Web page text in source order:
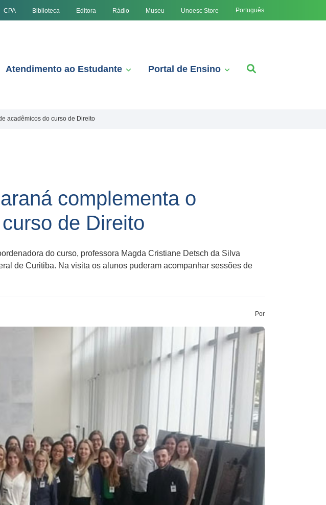
CPA Biblioteca Editora Rádio Museu Unoesc Store Português
Atendimento ao Estudante Portal de Ensino
acadêmicos do curso de Direito
complementa o
de Direito
do curso, professora Magda Cristiane Detsch da Silva
de Curitiba. Na visita os alunos puderam acompanhar sessões de
Por